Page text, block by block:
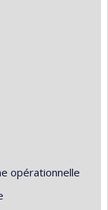
opérationnelle